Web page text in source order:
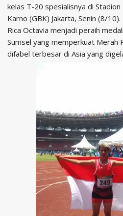
kelas T-20 spesialisnya di
Karno (GBK) Jakarta, Senin (8/10).
Rica Octavia menjadi peraih
Sumsel yang memperkuat Merah
difabel terbesar di Asia yang